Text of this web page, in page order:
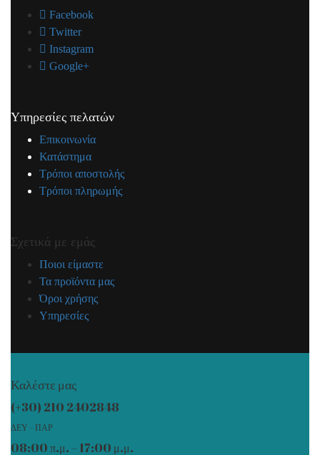
Facebook
Twitter
Instagram
Google+
Υπηρεσίες πελατών
Επικοινωνία
Κατάστημα
Τρόποι αποστολής
Τρόποι πληρωμής
Σχετικά με εμάς
Ποιοι είμαστε
Τα προϊόντα μας
Όροι χρήσης
Υπηρεσίες
Καλέστε μας
(+30) 210 2402848
ΔΕΥ – ΠΑΡ
08:00 π.μ. – 17:00 μ.μ.